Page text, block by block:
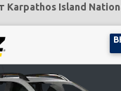
Karpathos Island